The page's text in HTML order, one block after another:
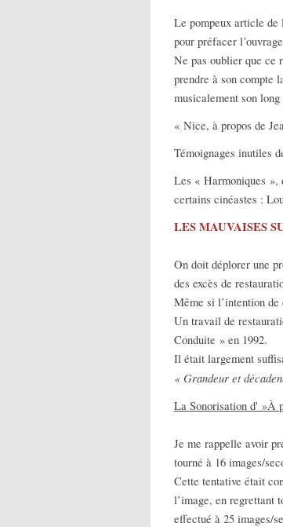
Le pompeux article
pour préfacer
Ne pas oublier que ce
prendre à son compte
musicalement son
« Nice, à propos de
Témoignages inutiles
Les « Harmoniques »,
certains cinéastes :
LES MAUVAISES
On doit déplorer une
des excès de
Même si l’intention
Un travail de
Conduite » en 1992.
Il était largement
« Grandeur et
La Sonorisation d' »À
Je me rappelle avoir
tourné à 16 images/
Cette tentative était
l’image, en regrettant
effectué à 25 images/